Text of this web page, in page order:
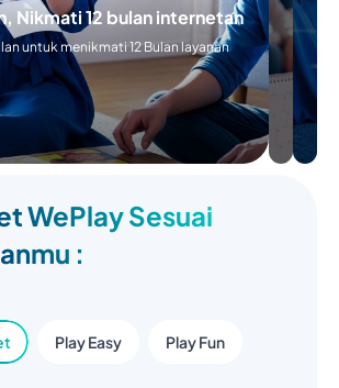
Nikmati 12 bulan internetan
untuk menikmati 12 Bulan layanan
WePlay Sesuai
:
Play Easy Play Fun